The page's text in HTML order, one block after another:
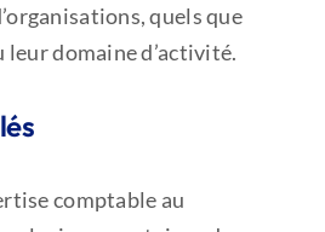
quels que
domaine d’activité.
comptable au